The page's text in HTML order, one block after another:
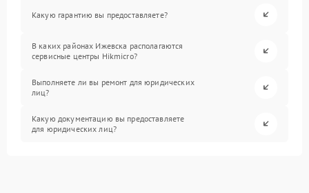
Какую гарантию вы предоставляете?
В каких районах Ижевска располагаются
сервисные центры Hikmicro?
Выполняете ли вы ремонт для юридических
лиц?
Какую документацию вы предоставляете
для юридических лиц?